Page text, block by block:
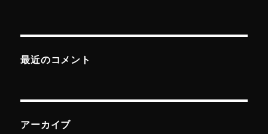
最近のコメント
アーカイブ